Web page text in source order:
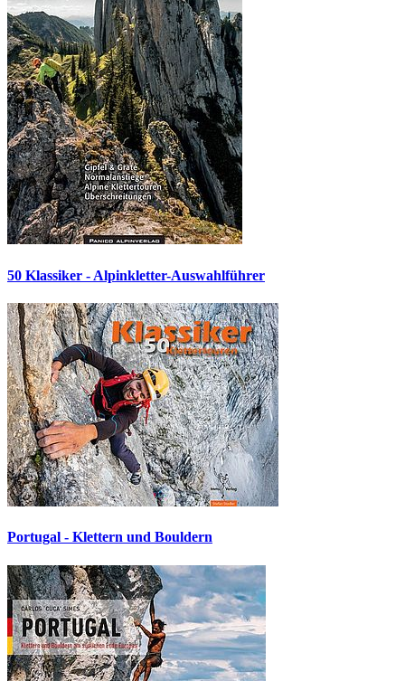
50 Klassiker - Alpinkletter-Auswahlführer
Portugal - Klettern und Bouldern